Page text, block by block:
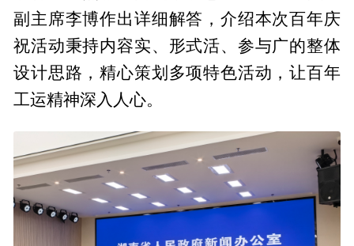
副主席李博作出详细解答，介绍本次百年庆
祝活动秉持内容实、形式活、参与广的整体
设计思路，精心策划多项特色活动，让百年
工运精神深入人心。